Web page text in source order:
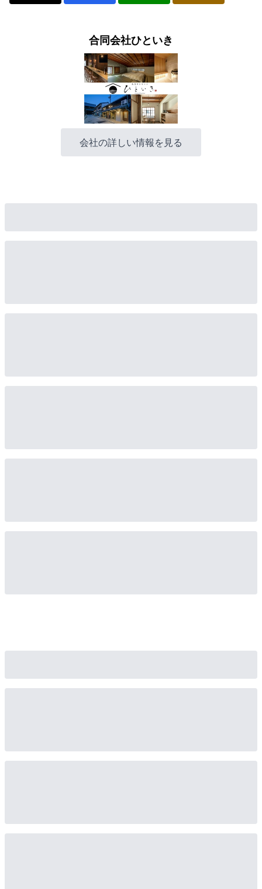
合同会社ひといき
会社の詳しい情報を見る